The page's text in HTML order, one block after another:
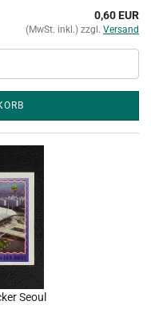
0,60 EUR
(MwSt. inkl.) zzgl. Versand
Seoul